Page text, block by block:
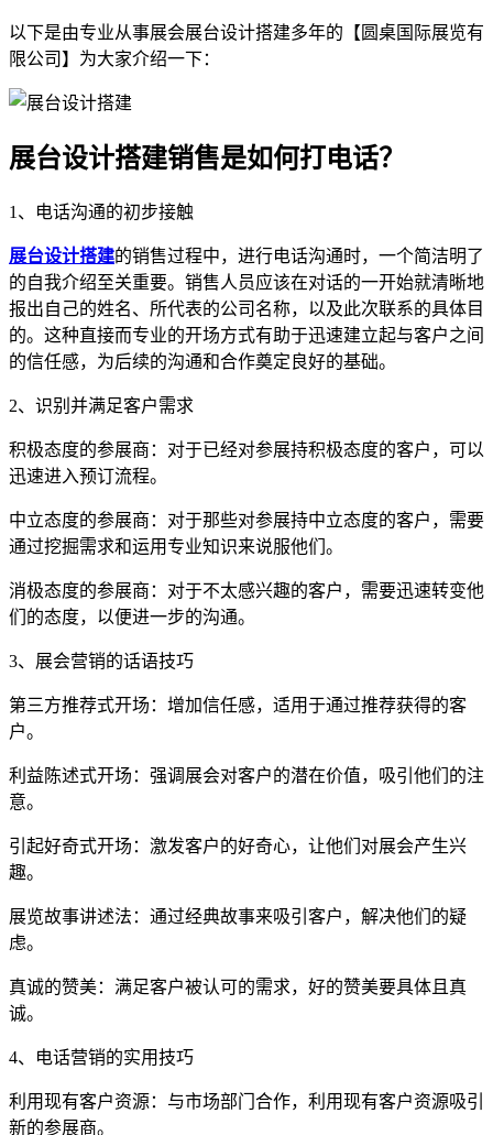
以下是由专业从事展会展台设计搭建多年的【圆桌国际展览有
限公司】为大家介绍一下：
展台设计搭建销售是如何打电话？
1、电话沟通的初步接触
展台设计搭建的销售过程中，进行电话沟通时，一个简洁明了
的自我介绍至关重要。销售人员应该在对话的一开始就清晰地
报出自己的姓名、所代表的公司名称，以及此次联系的具体目
的。这种直接而专业的开场方式有助于迅速建立起与客户之间
的信任感，为后续的沟通和合作奠定良好的基础。
2、识别并满足客户需求
积极态度的参展商：对于已经对参展持积极态度的客户，可以
迅速进入预订流程。
中立态度的参展商：对于那些对参展持中立态度的客户，需要
通过挖掘需求和运用专业知识来说服他们。
消极态度的参展商：对于不太感兴趣的客户，需要迅速转变他
们的态度，以便进一步的沟通。
3、展会营销的话语技巧
第三方推荐式开场：增加信任感，适用于通过推荐获得的客
户。
利益陈述式开场：强调展会对客户的潜在价值，吸引他们的注
意。
引起好奇式开场：激发客户的好奇心，让他们对展会产生兴
趣。
展览故事讲述法：通过经典故事来吸引客户，解决他们的疑
虑。
真诚的赞美：满足客户被认可的需求，好的赞美要具体且真
诚。
4、电话营销的实用技巧
利用现有客户资源：与市场部门合作，利用现有客户资源吸引
新的参展商。